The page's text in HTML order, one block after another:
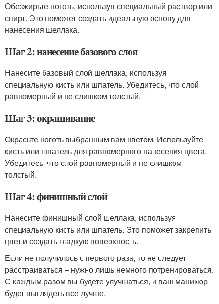
Обезжирьте ноготь, используя специальный раствор или
спирт. Это поможет создать идеальную основу для
нанесения шеллака.
Шаг 2: нанесение базового слоя
Нанесите базовый слой шеллака, используя
специальную кисть или шпатель. Убедитесь, что слой
равномерный и не слишком толстый.
Шаг 3: окрашивание
Окрасьте ноготь выбранным вам цветом. Используйте
кисть или шпатель для равномерного нанесения цвета.
Убедитесь, что слой равномерный и не слишком
толстый.
Шаг 4: финишный слой
Нанесите финишный слой шеллака, используя
специальную кисть или шпатель. Это поможет закрепить
цвет и создать гладкую поверхность.
Если не получилось с первого раза, то не следует
расстраиваться – нужно лишь немного потренироваться.
С каждым разом вы будете улучшаться, и ваш маникюр
будет выглядеть все лучше.